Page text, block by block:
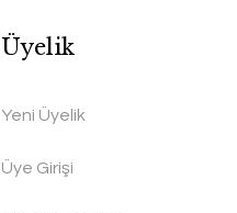
Üyelik
Yeni Üyelik
Üye Girişi